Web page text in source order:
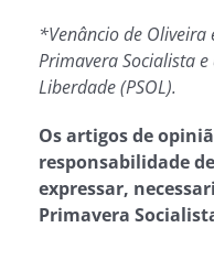
*Venâncio de
Primavera Socialista
Liberdade (PSOL).
Os artigos de
responsabilidade
expressar,
Primavera